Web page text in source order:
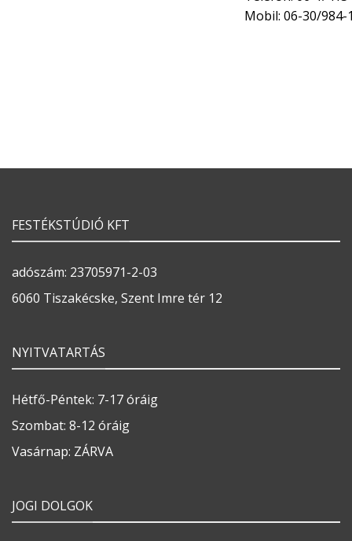
Mobil: 06-30/984-
FESTÉKSTÚDIÓ KFT
adószám: 23705971-2-03
6060 Tiszakécske, Szent Imre tér 12
NYITVATARTÁS
Hétfő-Péntek: 7-17 óráig
Szombat: 8-12 óráig
Vasárnap: ZÁRVA
JOGI DOLGOK